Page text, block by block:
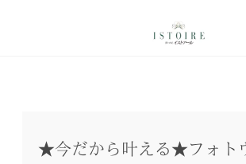
★今だから叶える★フォト